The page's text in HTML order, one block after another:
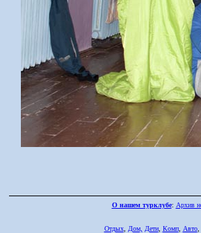
О нашем турклубе: Архив
Отдых, Дом, Дети, Комп, Авто,